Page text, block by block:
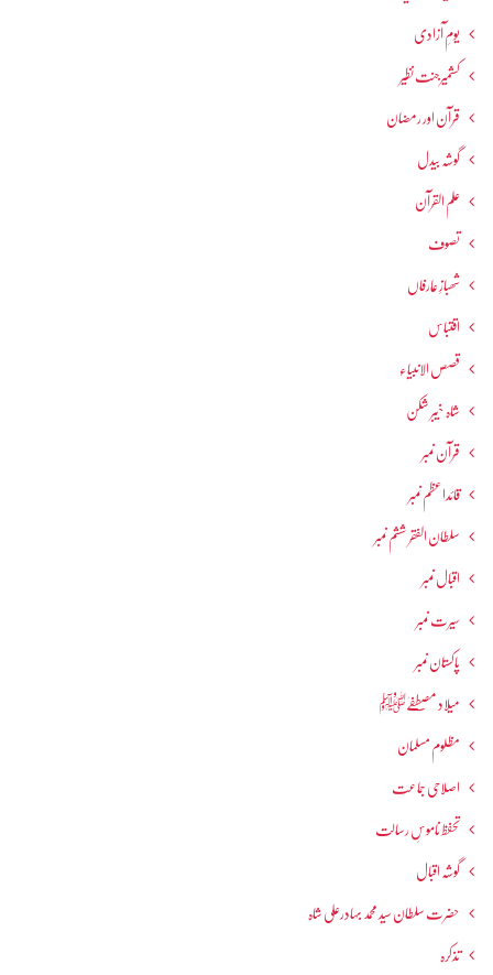
یومِ آزادی
کشمیرجنت نظیر
قرآن اور رمضان
گوشہ بیدل
علم القرآن
تصوف
شھبازِ عارفاں
اقتباس
قصص الانبیاء
شاہ خیبر شکن
قرآن نمبر
قائداعظم نمبر
سلطان الفقر ششم نمبر
اقبال نمبر
سیرت نمبر
پاکستان نمبر
میلاد مصطفےٰﷺ
مظلوم مسلمان
اصلاحی جماعت
تحفظ ناموسِ رسالت
گوشہ اقبال
حضرت سلطان سید محمد بہادرعلی شاہ
تذکرہ